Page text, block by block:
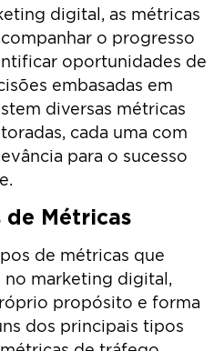
digital, as métricas
o progresso
oportunidades de
embasadas em
diversas métricas
cada uma com
para o sucesso
de Métricas
de métricas que
no marketing digital,
propósito e forma
dos principais tipos